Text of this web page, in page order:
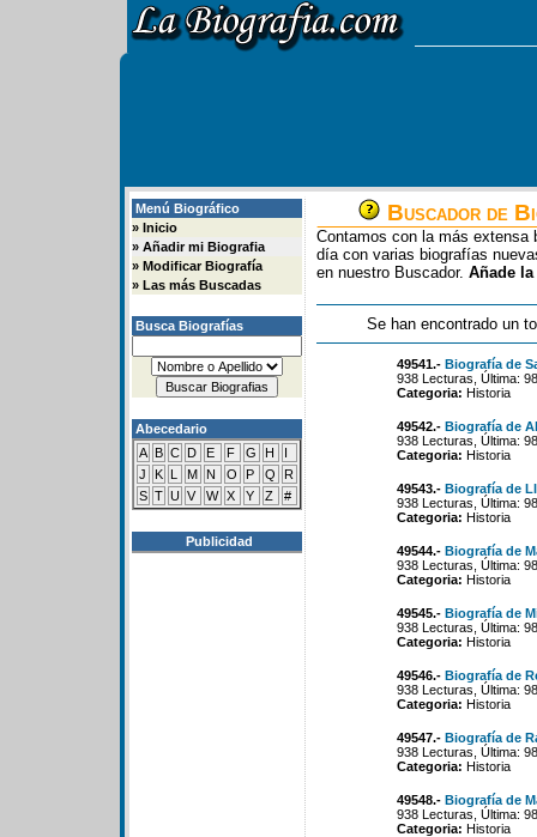
Menú Biográfico
» Inicio
» Añadir mi Biografia
» Modificar Biografía
» Las más Buscadas
Busca Biografías
Abecedario
A B C D E F G H
I
J
K L M N O P Q
R
S T U V W X Y Z #
Publicidad
Buscador de
Contamos con la más extensa
día con varias biografías
en nuestro Buscador. Añade
Se han encontrado un
49541.- Biografía de
938 Lecturas, Última:
Categoria: Historia
49542.- Biografía de
938 Lecturas, Última:
Categoria: Historia
49543.- Biografía de
938 Lecturas, Última:
Categoria: Historia
49544.- Biografía de
938 Lecturas, Última:
Categoria: Historia
49545.- Biografía de
938 Lecturas, Última:
Categoria: Historia
49546.- Biografía de
938 Lecturas, Última:
Categoria: Historia
49547.- Biografía de
938 Lecturas, Última:
Categoria: Historia
49548.- Biografía de
938 Lecturas, Última:
Categoria: Historia